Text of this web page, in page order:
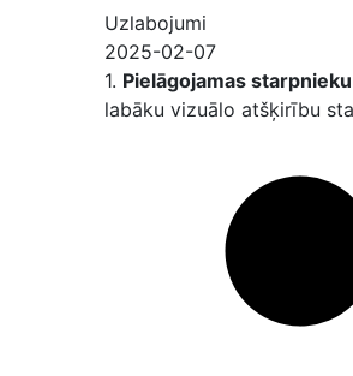
Uzlabojumi
2025-02-07
1. Pielāgojamas
labāku vizuālo atšķirību